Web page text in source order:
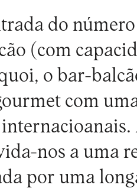
do
(com
o bar-
com
nos a uma
por uma